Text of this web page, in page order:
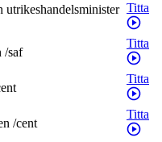
utrikeshandelsminister Titta
/saf
Titta
Titta
/cent
Titta